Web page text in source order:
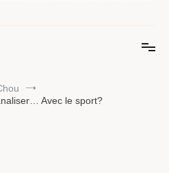
Avec le sport?